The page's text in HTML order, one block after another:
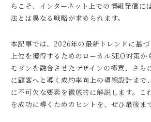
らこそ、インターネット上での情報発信に
法とは異なる戦略が求められます。
本記事では、2026年の最新トレンドに基
上位を獲得するためのローカルSEO対策か
モダンを融合させたデザインの極意、さら
に顧客へと導く成約率向上の導線設計まで
に不可欠な要素を徹底的に解説します。こ
を成功に導くためのヒントを、ぜひ最後ま